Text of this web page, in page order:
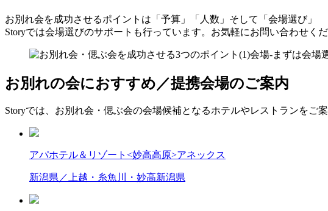
お別れ会を成功させるポイントは「予算」「人数」そして「会場選び」
Storyでは会場選びのサポートも行っています。お気軽にお問い合わせくだ
お別れの会におすすめ／提携会場のご案内
Storyでは、お別れ会・偲ぶ会の会場候補となるホテルやレストランをご案
アパホテル＆リゾート<妙高高原>アネックス
新潟県／上越・糸魚川・妙高新潟県